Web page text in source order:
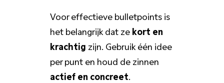
Voor effectieve bulletpoints is
het belangrijk dat zekort en
krachtig zijn. Gebruik één idee
per punt en houd de zinnen
actief en concreet.